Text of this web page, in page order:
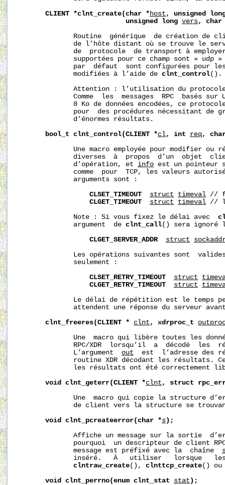
CLIENT *clnt_create(char * host , unsigned
unsigned
long vers,
char
Routine  générique  de création de
de l’hôte distant où se trouve le
de  protocole  de transport à
supportées pour ce champ sont « udp
par  défaut  sont configurées pour
              modifiées à l’aide de
clnt_control().
Attention : l’utilisation du
Comme  les  messages  RPC  basés sur
8 Ko de données encodées, ce
pour  des procédures nécessitant de
              d’énormes résultats.
bool_t clnt_control(CLIENT *cl, int req,
Une macro employée pour modifier ou
diverses  à  propos  d’un  objet
              d’opération, et
info est un pointeur
comme  pour  TCP, les valeurs
              arguments sont :
CLSET_TIMEOUT
struct timeval //
CLGET_TIMEOUT
struct timeval //
              Note : Si vous fixez le délai avec
              argument  de
clnt_call() sera ignoré
CLGET_SERVER_ADDR
struct
Les opérations suivantes sont
              seulement :
CLSET_RETRY_TIMEOUT
struct
CLGET_RETRY_TIMEOUT
struct
Le délai de répétition est le temps
attendent une réponse du serveur
clnt_freeres(CLIENT * clnt , xdrproc_t
Une  macro qui libère toutes les
RPC/XDR  lorsqu’il  a  décodé  les
              L’argument
out
est  l’adresse des
routine XDR décodant les résultats.
les résultats ont été correctement
void
clnt_geterr(CLIENT *clnt , struct
Une  macro qui copie la structure
de client vers la structure se
void
clnt_pcreateerror(char *s );
Affiche un message sur la sortie
pourquoi  un descripteur de client
              message est préfixé avec la  chaîne
inséré.   À   utiliser   lorsque
clntraw_create(), clnttcp_create()
void
clnt_perrno(enum clnt_stat stat );